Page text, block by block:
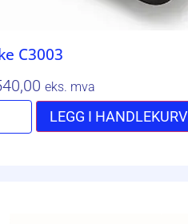
C3003
eks. mva
LEGG I HANDLEKURV